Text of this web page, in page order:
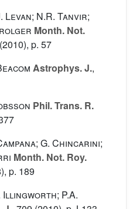
Levan; N.R. Tanvir;
Month. Not.
(2010), p. 57
Astrophys. J.,
Phil. Trans. R.
G. Chincarini;
Month. Not. Roy.
p. 189
Illingworth; P.A.